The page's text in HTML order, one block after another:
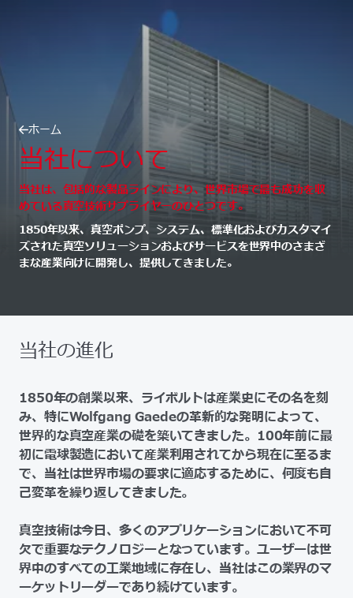
ホーム
当社について
当社は、包括的な製品ラインにより、世界市場で最も成功を収
めている真空技術サプライヤーのひとつです。
1850年以来、真空ポンプ、システム、標準化およびカスタマイ
ズされた真空ソリューションおよびサービスを世界中のさまざ
まな産業向けに開発し、提供してきました。
当社の進化
1850年の創業以来、ライボルトは産業史にその名を刻
み、特にWolfgang Gaedeの革新的な発明によって、
世界的な真空産業の礎を築いてきました。100年前に最
初に電球製造において産業利用されてから現在に至るま
で、当社は世界市場の要求に適応するために、何度も自
己変革を繰り返してきました。
真空技術は今日、多くのアプリケーションにおいて不可
欠で重要なテクノロジーとなっています。ユーザーは世
界中のすべての工業地域に存在し、当社はこの業界のマ
ーケットリーダーであり続けています。